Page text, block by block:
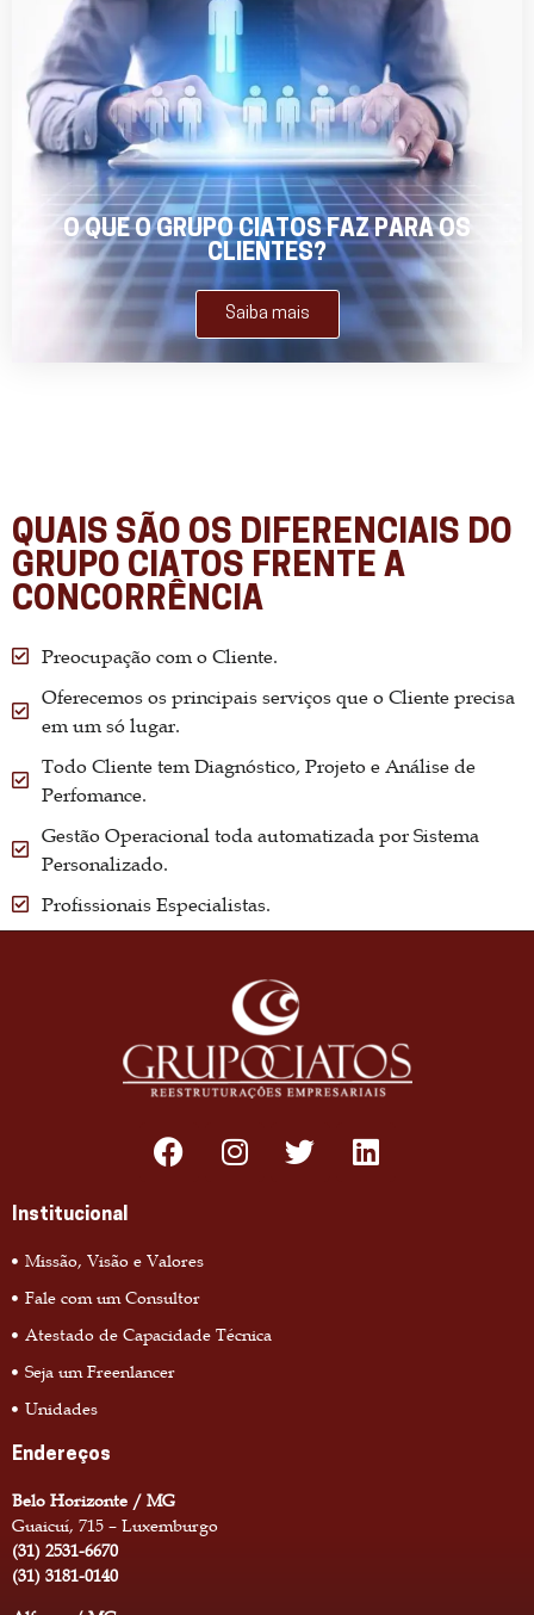
O QUE O GRUPO CIATOS FAZ PARA OS
CLIENTES?
Saiba mais
QUAIS SÃO OS DIFERENCIAIS DO
GRUPO CIATOS FRENTE A
CONCORRÊNCIA
Preocupação com o Cliente.
Oferecemos os principais serviços que o Cliente precisa
em um só lugar.
Todo Cliente tem Diagnóstico, Projeto e Análise de
Perfomance.
Gestão Operacional toda automatizada por Sistema
Personalizado.
Profissionais Especialistas.
Institucional
Missão, Visão e Valores
Fale com um Consultor
Atestado de Capacidade Técnica
Seja um Freenlancer
Unidades
Endereços
Belo Horizonte / MG
Guaicuí, 715 – Luxemburgo
(31) 2531-6670
(31) 3181-0140